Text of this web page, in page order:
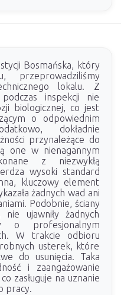
Bosmańska, który
lokalu. Z
inspekcji nie
biologicznej, co jest
o odpowiednim
dokładnie
przynależące do
one w nienagannym
z niezwykłą
wysoki standard
kluczowy element
żadnych wad ani
Podobnie, ściany
ujawniły żadnych
o profesjonalnym
W trakcie odbioru
usterek, które
do usunięcia. Taka
i zaangażowanie
zasługuje na uznanie
pracy.